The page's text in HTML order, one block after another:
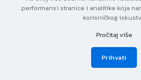
performansi stranice i analitike koja
korisničkog
Pročitaj više
Prihvati